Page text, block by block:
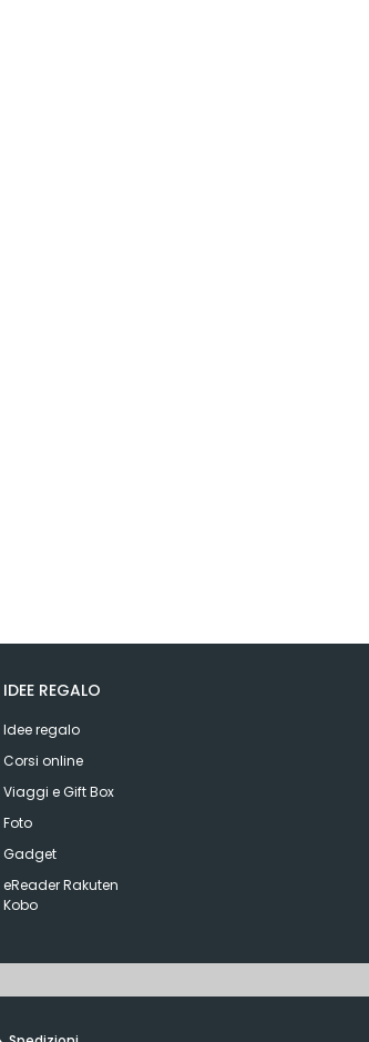
IDEE REGALO
Idee regalo
Corsi online
Viaggi e Gift Box
Foto
Gadget
eReader Rakuten
Kobo